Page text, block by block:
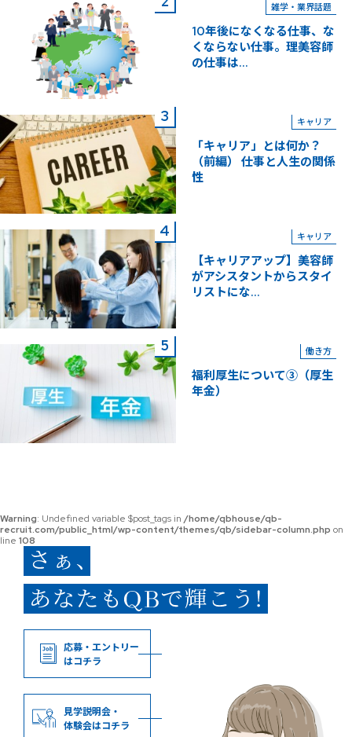
雑学・業界話題
10年後になくなる仕事、な
くならない仕事。理美容師
の仕事は...
キャリア
「キャリア」とは何か？
（前編） 仕事と人生の関係
性
キャリア
【キャリアアップ】美容師
がアシスタントからスタイ
リストにな...
働き方
福利厚生について③（厚生
年金）
Warning: Undefined variable $post_tags in /home/qbhouse/qb-
recruit.com/public_html/wp-content/themes/qb/sidebar-column.php on
line 108
応募・エントリー
はコチラ
見学説明会・
体験会はコチラ